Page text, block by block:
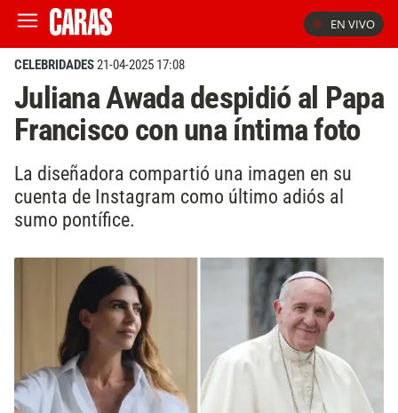
EN VIVO
CELEBRIDADES21-04-2025 17:08
Juliana Awada despidió al Papa
Francisco con una íntima foto
La diseñadora compartió una imagen en su
cuenta de Instagram como último adiós al
sumo pontífice.